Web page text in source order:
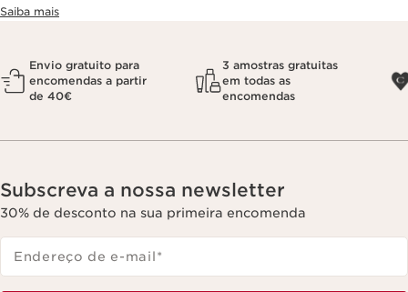
Saiba mais
Envio gratuito para
encomendas a partir
de 40€
3 amostras gratuitas
em todas as
encomendas
Subscreva a nossa newsletter
30% de desconto na sua primeira encomenda
Endereço de e-mail*